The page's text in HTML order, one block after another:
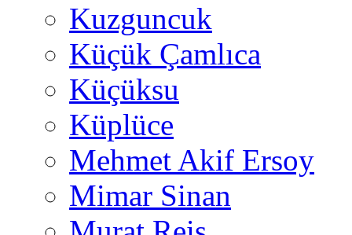
Kuzguncuk
Küçük Çamlıca
Küçüksu
Küplüce
Mehmet Akif Ersoy
Mimar Sinan